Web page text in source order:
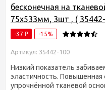
бесконечная на
75х533мм, 3шт , (
-37 ₽ -15%
Артикул: 35442-100
Низкий показатель
эластичность. Повышенная
упрочнённой тканевой